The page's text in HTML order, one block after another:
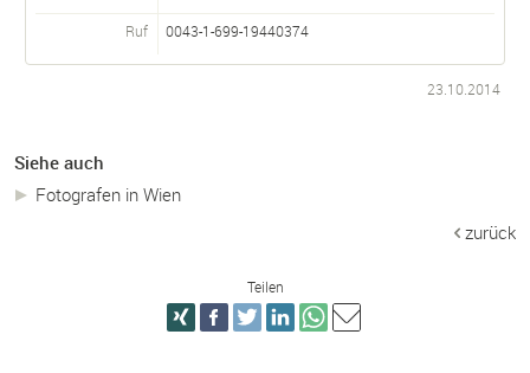
Ruf 0043-1-699-19440374
23.10.2014
Siehe auch
Fotografen in Wien
zurück
Teilen